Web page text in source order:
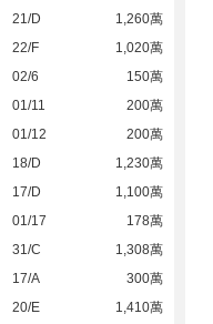
21/D
1,260萬
22/F
1,020萬
02/6
150萬
01/11
200萬
01/12
200萬
18/D
1,230萬
17/D
1,100萬
01/17
178萬
31/C
1,308萬
17/A
300萬
20/E
1,410萬